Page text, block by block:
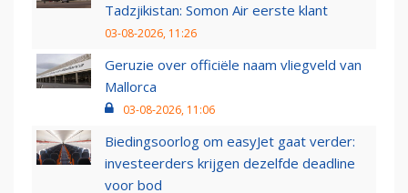
Tadzjikistan: Somon Air eerste klant
03-08-2026, 11:26
Geruzie over officiële naam vliegveld van
Mallorca
03-08-2026, 11:06
Biedingsoorlog om easyJet gaat verder:
investeerders krijgen dezelfde deadline
voor bod